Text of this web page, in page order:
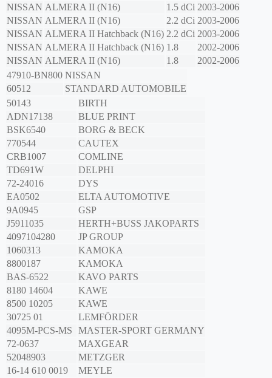
NISSAN ALMERA II (N16) 1.5 dCi 2003-2006
NISSAN ALMERA II (N16) 2.2 dCi 2003-2006
NISSAN ALMERA II Hatchback (N16) 2.2 dCi 2003-2006
NISSAN ALMERA II Hatchback (N16) 1.8
2002-2006
NISSAN ALMERA II (N16) 1.8
2002-2006
47910-BN800 NISSAN
60512
STANDARD AUTOMOBILE
50143
BIRTH
ADN17138
BLUE PRINT
BSK6540
BORG & BECK
770544
CAUTEX
CRB1007
COMLINE
TD691W
DELPHI
72-24016
DYS
EA0502
ELTA AUTOMOTIVE
9A0945
GSP
J5911035
HERTH+BUSS JAKOPARTS
4097104280
JP GROUP
1060313
KAMOKA
8800187
KAMOKA
BAS-6522
KAVO PARTS
8180 14604
KAWE
8500 10205
KAWE
30725 01
LEMFÖRDER
4095M-PCS-MS
MASTER-SPORT GERMANY
72-0637
MAXGEAR
52048903
METZGER
16-14 610 0019
MEYLE